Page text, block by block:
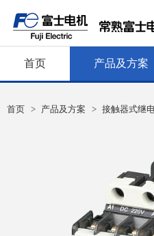
首页 产品及方案
首页 > 产品及方案 > 接触器式继